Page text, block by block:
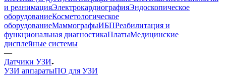
и реанимацияЭлектрокардиографияЭндоскопическое
оборудованиеКосметологическое
оборудованиеМаммографыИБПРеабилитация и
функциональная диагностикаПлатыМедицинские
дисплейные системы
—
Датчики УЗИ
УЗИ аппаратыПО для УЗИ